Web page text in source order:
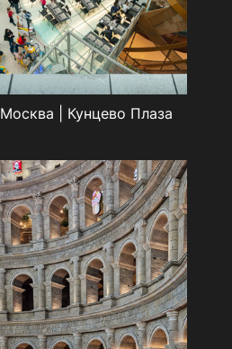
Москва | Кунцево Плаза